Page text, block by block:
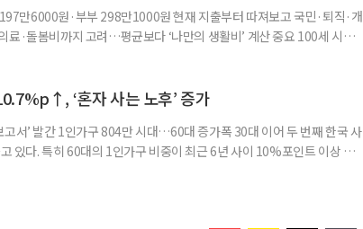
만6000원·부부 298만1000원 현재 지출부터 따져보고 국민·퇴직·개
료·돌봄비까지 고려…평균보다 ‘나만의 생활비’ 계산 중요 100세 시대
고은 하나금융연구소 하나더넥스트연구센터 수석연구원은 은퇴
‘혼자 사는 노후’ 증가
서’ 발간 1인가구 804만 시대…60대 증가폭 30대 이어 두 번째 한국 사
있다. 특히 60대의 1인가구 비중이 최근 6년 사이 10%포인트 이상 상